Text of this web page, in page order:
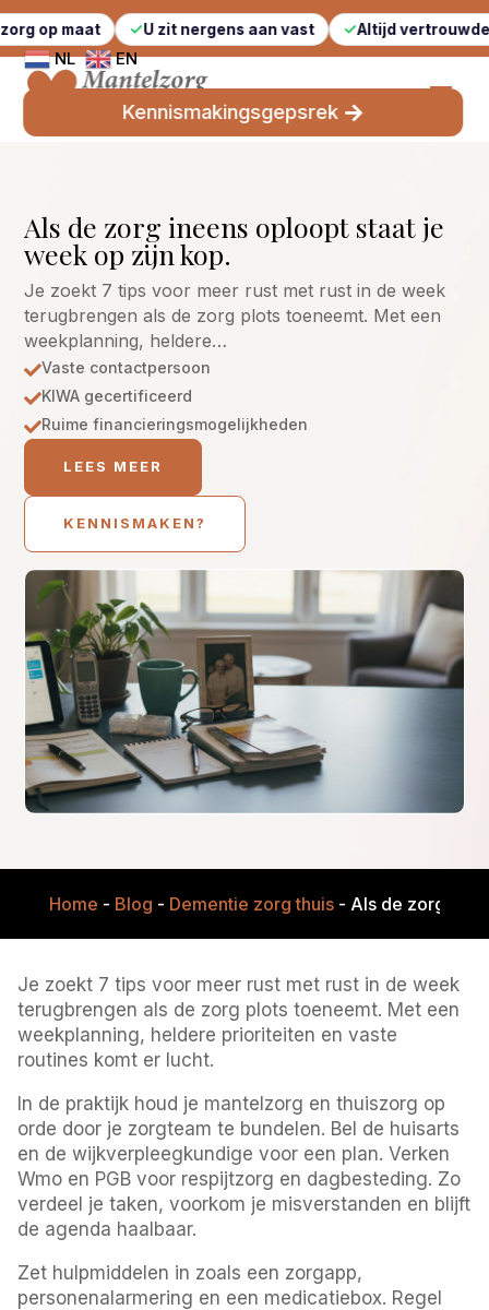
U zit nergens aan vast Altijd vertrouwde gezichten
NL EN
Kennismakingsgepsrek
Als de zorg ineens oploopt staat je
week op zijn kop.
Je zoekt 7 tips voor meer rust met rust in de week
terugbrengen als de zorg plots toeneemt. Met een
weekplanning, heldere…
Vaste contactpersoon
KIWA gecertificeerd
Ruime financieringsmogelijkheden
LEES MEER
KENNISMAKEN?
Home - Blog - Dementie zorg thuis- Als de zorg
Je zoekt 7 tips voor meer rust met rust in de week
terugbrengen als de zorg plots toeneemt. Met een
weekplanning, heldere prioriteiten en vaste
routines komt er lucht.
In de praktijk houd je mantelzorg en thuiszorg op
orde door je zorgteam te bundelen. Bel de huisarts
en de wijkverpleegkundige voor een plan. Verken
Wmo en PGB voor respijtzorg en dagbesteding. Zo
verdeel je taken, voorkom je misverstanden en blijft
de agenda haalbaar.
Zet hulpmiddelen in zoals een zorgapp,
personenalarmering en een medicatiebox. Regel